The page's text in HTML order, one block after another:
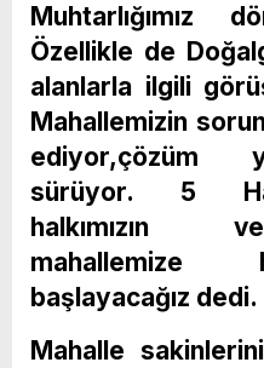
Muhtarlığımız
Özellikle de
alanlarla ilgili
Mahallemizin
ediyor,çözüm
sürüyor. 5
halkımızın
mahallemize
başlayacağız dedi.
Mahalle